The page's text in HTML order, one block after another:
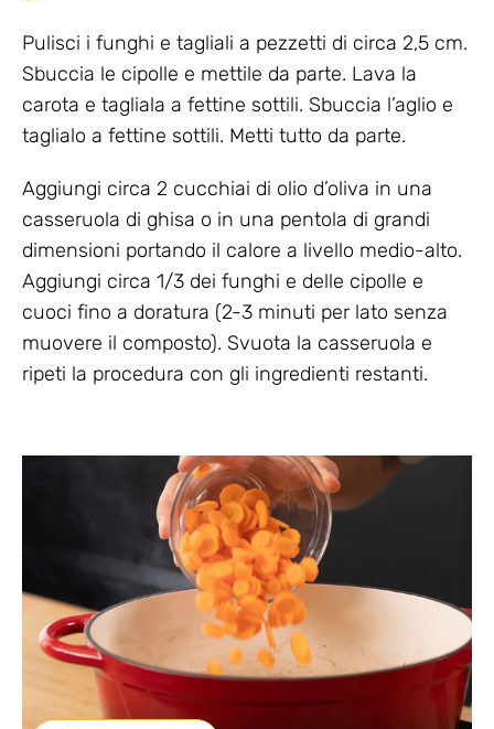
Pulisci i funghi e tagliali a pezzetti di circa 2,5 cm.
Sbuccia le cipolle e mettile da parte. Lava la
carota e tagliala a fettine sottili. Sbuccia l’aglio e
taglialo a fettine sottili. Metti tutto da parte.
Aggiungi circa 2 cucchiai di olio d’oliva in una
casseruola di ghisa o in una pentola di grandi
dimensioni portando il calore a livello medio-alto.
Aggiungi circa 1/3 dei funghi e delle cipolle e
cuoci fino a doratura (2-3 minuti per lato senza
muovere il composto). Svuota la casseruola e
ripeti la procedura con gli ingredienti restanti.